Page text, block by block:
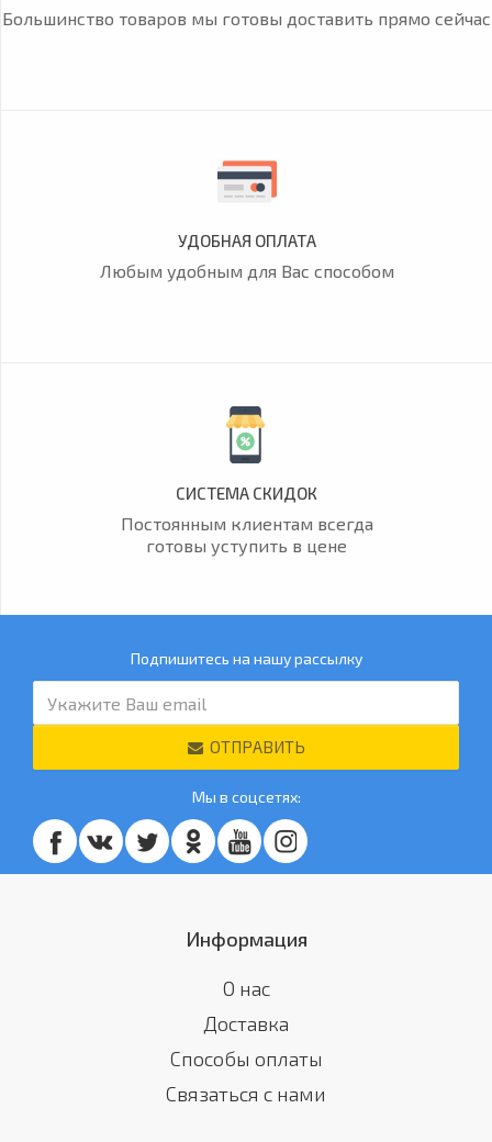
Большинство товаров мы готовы доставить прямо сейчас
УДОБНАЯ ОПЛАТА
Любым удобным для Вас способом
СИСТЕМА СКИДОК
Постоянным клиентам всегда
готовы уступить в цене
Подпишитесь на нашу рассылку
ОТПРАВИТЬ
Мы в соцсетях:
Информация
О нас
Доставка
Способы оплаты
Связаться с нами